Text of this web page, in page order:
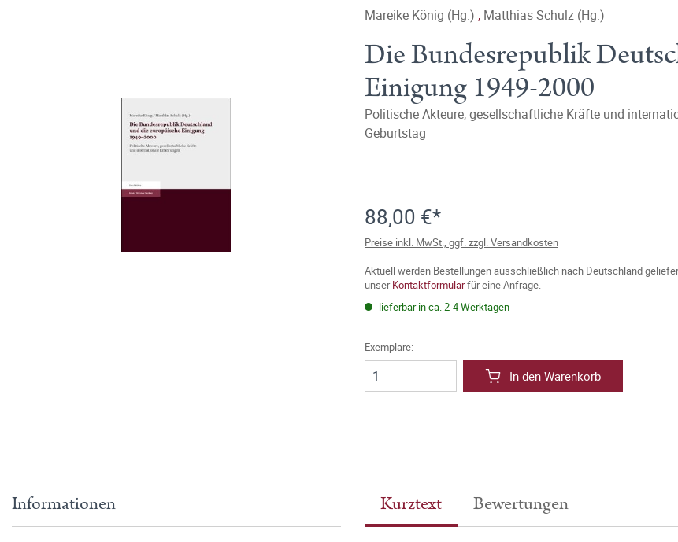
Mareike König (Hg.) , Matthias Schulz (Hg.)
Die Bundesrepublik
Einigung 1949-2000
Politische Akteure, gesellschaftliche Kräfte und
Geburtstag
88,00 €*
Preise inkl. MwSt., ggf. zzgl. Versandkosten
Aktuell werden Bestellungen ausschließlich nach Deutschland
unserKontaktformularfür eine Anfrage.
lieferbar in ca. 2-4 Werktagen
Exemplare:
In den Warenkorb
Kurztext Bewertungen
Informationen